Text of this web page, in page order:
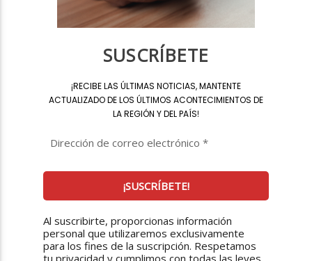
SUSCRÍBETE
¡RECIBE LAS ÚLTIMAS NOTICIAS, MANTENTE
ACTUALIZADO DE LOS ÚLTIMOS ACONTECIMIENTOS DE
LA REGIÓN Y DEL PAÍS!
Al suscribirte, proporcionas información
personal que utilizaremos exclusivamente
para los fines de la suscripción. Respetamos